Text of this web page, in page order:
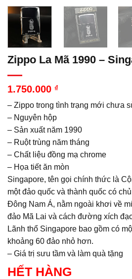
Zippo La Mã 1990 –
1.750.000 ₫
– Zippo trong tình trạng mới chưa
– Nguyên hộp
– Sản xuất năm 1990
– Ruột trùng năm tháng
– Chất liệu đồng mạ chrome
– Họa tiết ăn mòn
Singapore, tên gọi chính thức là
một đảo quốc và thành quốc có
Đông Nam Á, nằm ngoài khơi về
đảo Mã Lai và cách đường xích
Lãnh thổ Singapore bao gồm có
khoảng 60 đảo nhỏ hơn.
– Giá trị sưu tầm và làm quà tặng
HẾT HÀNG